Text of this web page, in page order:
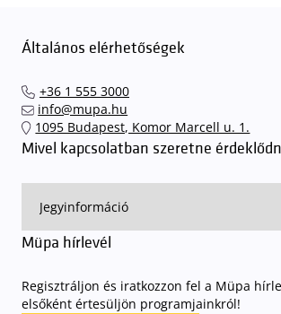
Általános elérhetőségek
+36 1 555 3000
info@mupa.hu
1095 Budapest, Komor Marcell u. 1.
Mivel kapcsolatban szeretne
Müpa hírlevél
Regisztráljon és iratkozzon fel a Müpa
elsőként értesüljön programjainkról!